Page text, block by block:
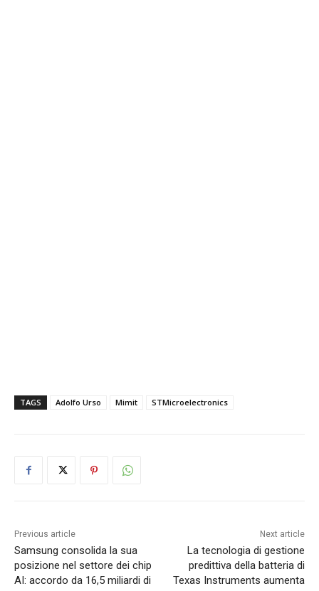
TAGS Adolfo Urso Mimit STMicroelectronics
Previous article
Samsung consolida la sua
posizione nel settore dei chip
AI: accordo da 16,5 miliardi di
Next article
La tecnologia di gestione
predittiva della batteria di
Texas Instruments aumenta